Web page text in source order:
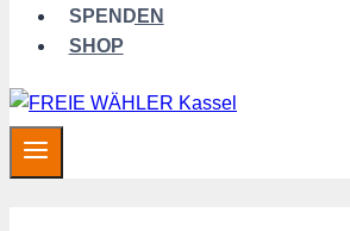
SPENDEN
SHOP